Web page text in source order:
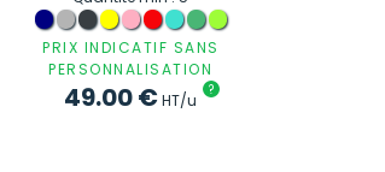
PRIX INDICATIF SANS
PERSONNALISATION
49.00€HT/u
?